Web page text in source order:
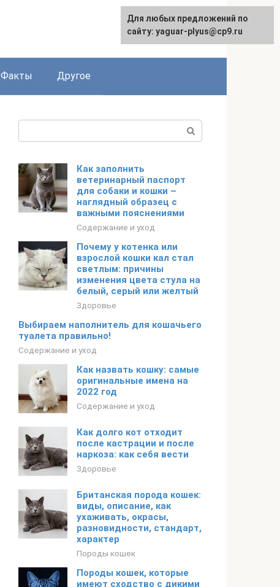
Факты Другое
Как заполнить
ветеринарный паспорт
для собаки и кошки –
наглядный образец с
важными пояснениями
Содержание и уход
Почему у котенка или
взрослой кошки кал стал
светлым: причины
изменения цвета стула на
белый, серый или желтый
Здоровье
Выбираем наполнитель для кошачьего
туалета правильно!
Содержание и уход
Как назвать кошку: самые
оригинальные имена на
2022 год
Содержание и уход
Как долго кот отходит
после кастрации и после
наркоза: как себя вести
Здоровье
Британская порода кошек:
виды, описание, как
ухаживать, окрасы,
разновидности, стандарт,
характер
Породы кошек
Породы кошек, которые
имеют сходство с дикими
Для любых предложений по
сайту: yaguar-plyus@cp9.ru